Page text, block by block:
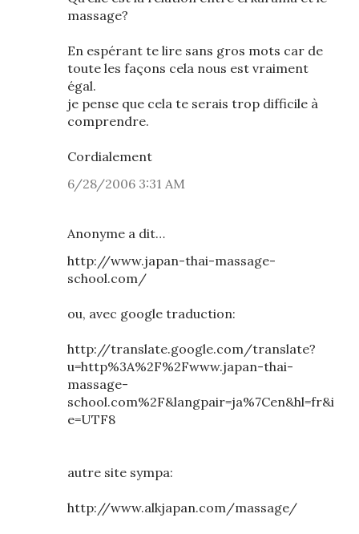
massage?
En espérant te lire sans gros mots car de
toute les façons cela nous est vraiment
égal.
je pense que cela te serais trop difficile à
comprendre.
Cordialement
6/28/2006 3:31 AM
Anonyme a dit…
http://www.japan-thai-massage-
school.com/
ou, avec google traduction:
http://translate.google.com/translate?
u=http%3A%2F%2Fwww.japan-thai-
massage-
school.com%2F&langpair=ja%7Cen&hl=fr&i
e=UTF8
autre site sympa:
http://www.alkjapan.com/massage/